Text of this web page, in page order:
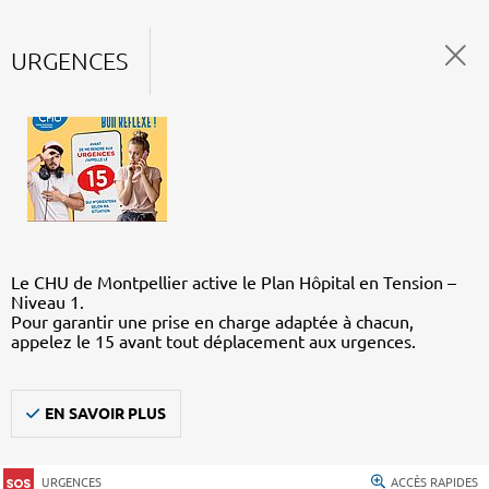
URGENCES
Le CHU de Montpellier active le Plan Hôpital en Tension –
Niveau 1.
Pour garantir une prise en charge adaptée à chacun,
appelez le 15 avant tout déplacement aux urgences.
EN SAVOIR PLUS
URGENCES ACCÈS RAPIDES